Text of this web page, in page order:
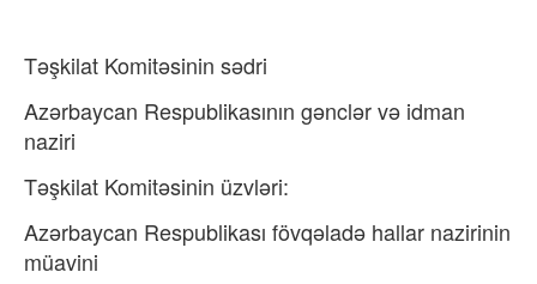
Təşkilat Komitəsinin sədri
Azərbaycan Respublikasının gənclər və idman
naziri
Təşkilat Komitəsinin üzvləri:
Azərbaycan Respublikası fövqəladə hallar nazirinin
müavini